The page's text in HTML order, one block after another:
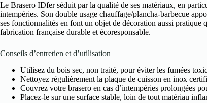
Le Brasero IDfer séduit par la qualité de ses matériaux, en
intempéries. Son double usage chauffage/plancha-barbecue
ses fonctionnalités en font un objet de décoration aussi
fabrication française durable et écoresponsable.
Conseils d’entretien et d’utilisation
Utilisez du bois sec, non traité, pour éviter les fumées
Nettoyez régulièrement la plaque de cuisson en inox
Couvrez votre brasero en cas d’intempéries prolongées
Placez-le sur une surface stable, loin de tout matériau